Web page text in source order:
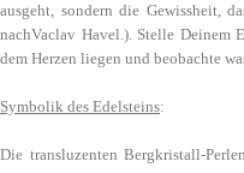
ausgeht, sondern die Gewissheit,
nachVaclav Havel.). Stelle Deinem
dem Herzen liegen und beobachte
Symbolik des Edelsteins:
Die transluzenten Bergkristall-